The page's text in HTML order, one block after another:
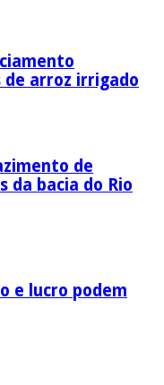
arroz irrigado
de
da bacia do Rio
e lucro podem